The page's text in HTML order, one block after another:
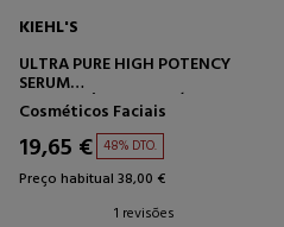
KIEHL'S
ULTRA PURE HIGH POTENCY
SERUM
SORO DE ÁCIDO GLICÓLICO
Cosméticos Faciais
19,65 € 48% DTO.
Preço habitual 38,00 €
1 revisões